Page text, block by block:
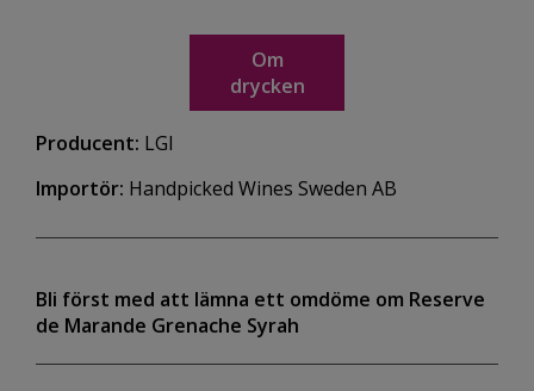
Om
drycken
Producent: LGI
Importör: Handpicked Wines Sweden AB
Bli först med att lämna ett omdöme om Reserve
de Marande Grenache Syrah